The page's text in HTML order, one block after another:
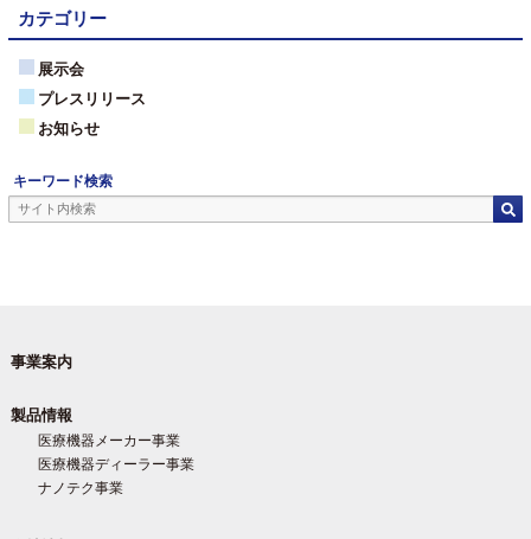
カテゴリー
お知らせ
プレスリリース
展示会
キーワード検索
事業案内
製品情報
医療機器メーカー事業
医療機器ディーラー事業
ナノテク事業